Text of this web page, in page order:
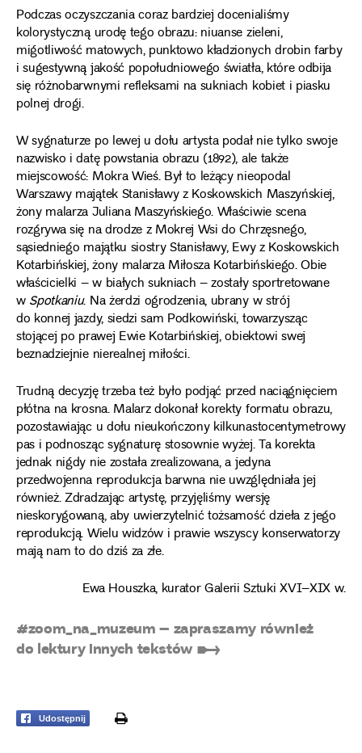
Podczas oczyszczania coraz bardziej docenialiśmy
kolorystyczną urodę tego obrazu: niuanse zieleni,
migotliwość matowych, punktowo kładzionych drobin farby
i sugestywną jakość popołudniowego światła, które odbija
się różnobarwnymi refleksami na sukniach kobiet i piasku
polnej drogi.
W sygnaturze po lewej u dołu artysta podał nie tylko swoje
nazwisko i datę powstania obrazu (1892), ale także
miejscowość: Mokra Wieś. Był to leżący nieopodal
Warszawy majątek Stanisławy z Koskowskich Maszyńskiej,
żony malarza Juliana Maszyńskiego. Właściwie scena
rozgrywa się na drodze z Mokrej Wsi do Chrzęsnego,
sąsiedniego majątku siostry Stanisławy, Ewy z Koskowskich
Kotarbińskiej, żony malarza Miłosza Kotarbińskiego. Obie
właścicielki – w białych sukniach – zostały sportretowane
wSpotkaniu. Na żerdzi ogrodzenia, ubrany w strój
do konnej jazdy, siedzi sam Podkowiński, towarzysząc
stojącej po prawej Ewie Kotarbińskiej, obiektowi swej
beznadziejnie nierealnej miłości.
Trudną decyzję trzeba też było podjąć przed naciągnięciem
płótna na krosna. Malarz dokonał korekty formatu obrazu,
pozostawiając u dołu nieukończony kilkunastocentymetrowy
pas i podnosząc sygnaturę stosownie wyżej. Ta korekta
jednak nigdy nie została zrealizowana, a jedyna
przedwojenna reprodukcja barwna nie uwzględniała jej
również. Zdradzając artystę, przyjęliśmy wersję
nieskorygowaną, aby uwierzytelnić tożsamość dzieła z jego
reprodukcją. Wielu widzów i prawie wszyscy konserwatorzy
mają nam to do dziś za złe.
Ewa Houszka, kurator Galerii Sztuki XVI–XIX w.
#zoom_na_muzeum – zapraszamy również
do lektury innych tekstów ➸
Udostępnij print